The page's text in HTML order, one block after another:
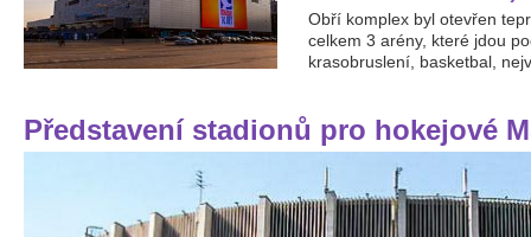
Obří komplex byl otevřen
celkem 3 arény, které jdou
krasobruslení, basketbal,
Představení stadionů pro hokejové